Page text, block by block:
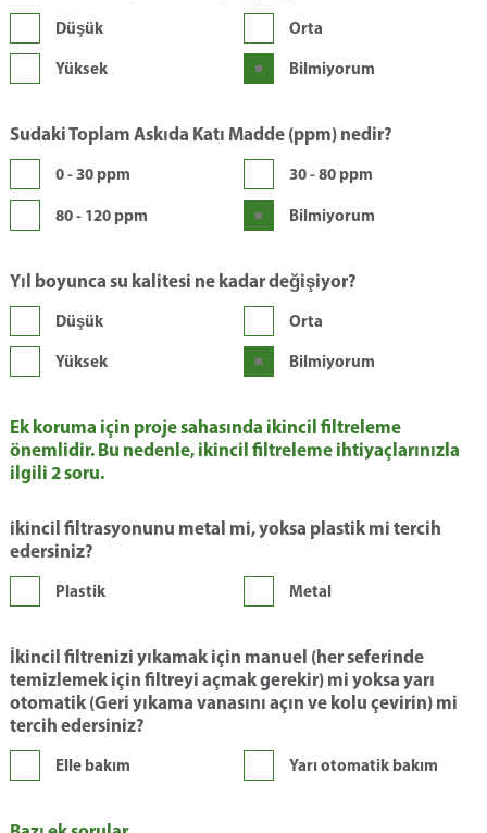
Düşük
Orta
Yüksek
Bilmiyorum
Sudaki Toplam Askıda Katı Madde (ppm) nedir?
0 - 30 ppm
30 - 80 ppm
80 - 120 ppm
Bilmiyorum
Yıl boyunca su kalitesi ne kadar değişiyor?
Düşük
Orta
Yüksek
Bilmiyorum
Ek koruma için proje sahasında ikincil filtreleme
önemlidir. Bu nedenle, ikincil filtreleme ihtiyaçlarınızla
ilgili 2 soru.
ikincil filtrasyonunu metal mi, yoksa plastik mi tercih
edersiniz?
Plastik Metal
İkincil filtrenizi yıkamak için manuel (her seferinde
temizlemek için filtreyi açmak gerekir) mi yoksa yarı
otomatik (Geri yıkama vanasını açın ve kolu çevirin) mi
tercih edersiniz?
Elle bakım Yarı otomatik bakım